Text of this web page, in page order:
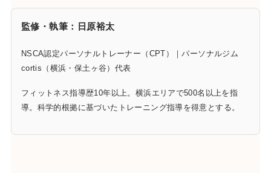
監修・執筆：日原裕太
NSCA認定パーソナルトレーナー（CPT）｜パーソナルジム
cortis（横浜・保土ヶ谷）代表
フィットネス指導歴10年以上。横浜エリアで500名以上を指
導。科学的根拠に基づいたトレーニング指導を得意とする。